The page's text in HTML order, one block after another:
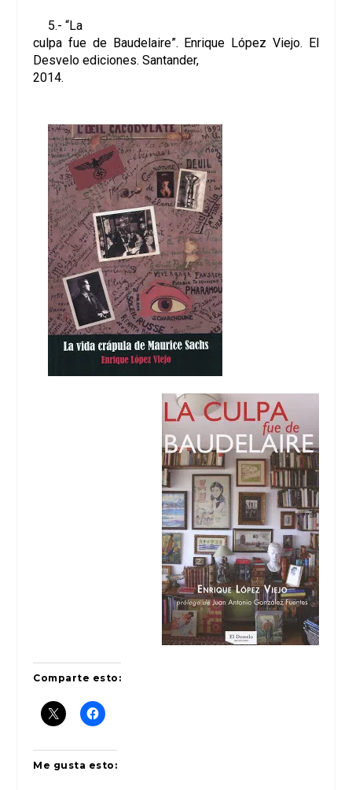
5.- “La
culpa fue de Baudelaire”. Enrique López Viejo. El
Desvelo ediciones. Santander,
2014.
Comparte esto:
Me gusta esto: